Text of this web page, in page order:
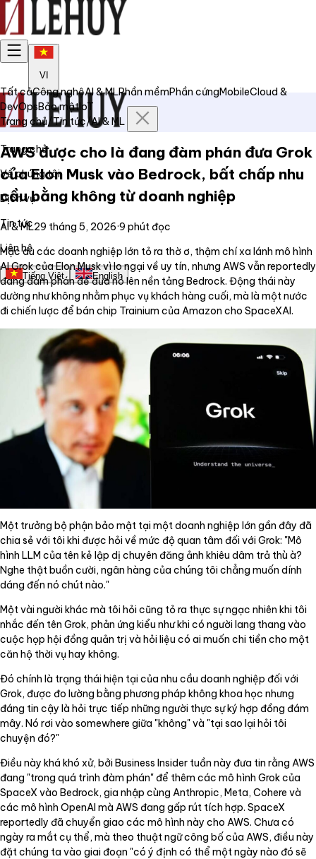
VI
Trang chủ
Về chúng tôi
Dịch vụ
Tin tức
Liên hệ
Tiếng Việt English
Tất cảCông nghệAI & MLPhần mềmPhần cứngMobileCloud &
DevOpsBảo mậtIoT
Trang chủ/Tin tức/AI & ML
AWS được cho là đang đàm phán đưa Grok
của Elon Musk vào Bedrock, bất chấp nhu
cầu bằng không từ doanh nghiệp
AI & ML29 tháng 5, 2026·9 phút đọc
Mặc dù các doanh nghiệp lớn tỏ ra thờ ơ, thậm chí xa lánh mô hình
AI Grok của Elon Musk vì lo ngại về uy tín, nhưng AWS vẫn reportedly
đang đàm phán để đưa nó lên nền tảng Bedrock. Động thái này
dường như không nhằm phục vụ khách hàng cuối, mà là một nước
đi chiến lược để bán chip Trainium của Amazon cho SpaceXAI.
Một trưởng bộ phận bảo mật tại một doanh nghiệp lớn gần đây đã
chia sẻ với tôi khi được hỏi về mức độ quan tâm đối với Grok: "Mô
hình LLM của tên kẻ lập dị chuyên đăng ảnh khiêu dâm trả thù à?
Nghe thật buồn cười, ngân hàng của chúng tôi chẳng muốn dính
dáng đến nó chút nào."
Một vài người khác mà tôi hỏi cũng tỏ ra thực sự ngạc nhiên khi tôi
nhắc đến tên Grok, phản ứng kiểu như khi có người lang thang vào
cuộc họp hội đồng quản trị và hỏi liệu có ai muốn chi tiền cho một
căn hộ thời vụ hay không.
Đó chính là trạng thái hiện tại của nhu cầu doanh nghiệp đối với
Grok, được đo lường bằng phương pháp không khoa học nhưng
đáng tin cậy là hỏi trực tiếp những người thực sự ký hợp đồng đám
mây. Nó rơi vào somewhere giữa "không" và "tại sao lại hỏi tôi
chuyện đó?"
Điều này khá khó xử, bởi Business Insider tuần này đưa tin rằng AWS
đang "trong quá trình đàm phán" để thêm các mô hình Grok của
SpaceX vào Bedrock, gia nhập cùng Anthropic, Meta, Cohere và
các mô hình OpenAI mà AWS đang gấp rút tích hợp. SpaceX
reportedly đã chuyển giao các mô hình này cho AWS. Chưa có
ngày ra mắt cụ thể, mà theo thuật ngữ công bố của AWS, điều này
đặt chúng ta vào giai đoạn "có ý định có thể một ngày nào đó sẽ